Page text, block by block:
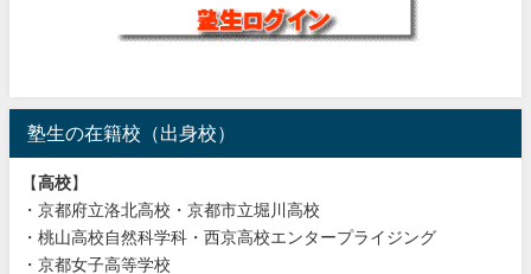
塾生の在籍校（出身校）
【高校】
・京都府立洛北高校・京都市立堀川高校
・桃山高校自然科学科・西京高校エンタープライジング
・京都女子高等学校